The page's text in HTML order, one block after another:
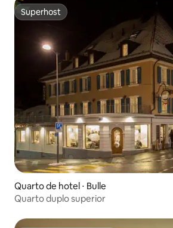
Superhost
Superhost
Quarto de hotel ⋅ Bulle
Quarto duplo superior